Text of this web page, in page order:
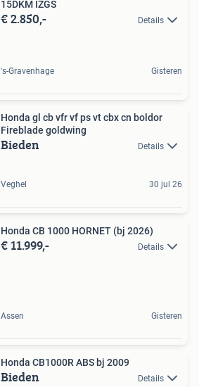
15DKM IZGS
€ 2.850,- Details
's-Gravenhage Gisteren
Honda gl cb vfr vf ps vt cbx cn boldor
Fireblade goldwing
Bieden Details
Veghel 30 jul 26
Honda CB 1000 HORNET (bj 2026)
€ 11.999,- Details
Assen Gisteren
Honda CB1000R ABS bj 2009
Bieden Details